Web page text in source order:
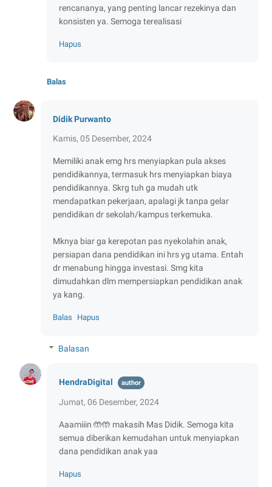
rencananya, yang penting lancar rezekinya dan
konsisten ya. Semoga terealisasi
Hapus
Balas
Didik Purwanto
Kamis, 05 Desember, 2024
Memiliki anak emg hrs menyiapkan pula akses
pendidikannya, termasuk hrs menyiapkan biaya
pendidikannya. Skrg tuh ga mudah utk
mendapatkan pekerjaan, apalagi jk tanpa gelar
pendidikan dr sekolah/kampus terkemuka.
Mknya biar ga kerepotan pas nyekolahin anak,
persiapan dana pendidikan ini hrs yg utama. Entah
dr menabung hingga investasi. Smg kita
dimudahkan dlm mempersiapkan pendidikan anak
ya kang.
Balas Hapus
Balasan
HendraDigital
Jumat, 06 Desember, 2024
Aaamiiin 🤲🤲 makasih Mas Didik. Semoga kita
semua diberikan kemudahan untuk menyiapkan
dana pendidikan anak yaa
Hapus